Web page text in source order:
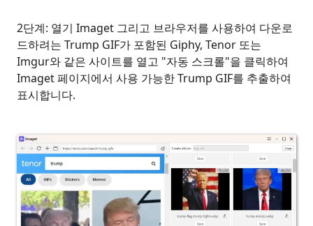
2단계: 열기 Imaget 그리고 브라우저를 사용하여 다운로
드하려는 Trump GIF가 포함된 Giphy, Tenor 또는
Imgur와 같은 사이트를 열고 "자동 스크롤"을 클릭하여
Imaget 페이지에서 사용 가능한 Trump GIF를 추출하여
표시합니다.